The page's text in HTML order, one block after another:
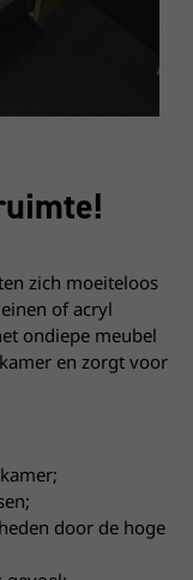
zich moeiteloos
of acryl
ondiepe meubel
en zorgt voor
door de hoge